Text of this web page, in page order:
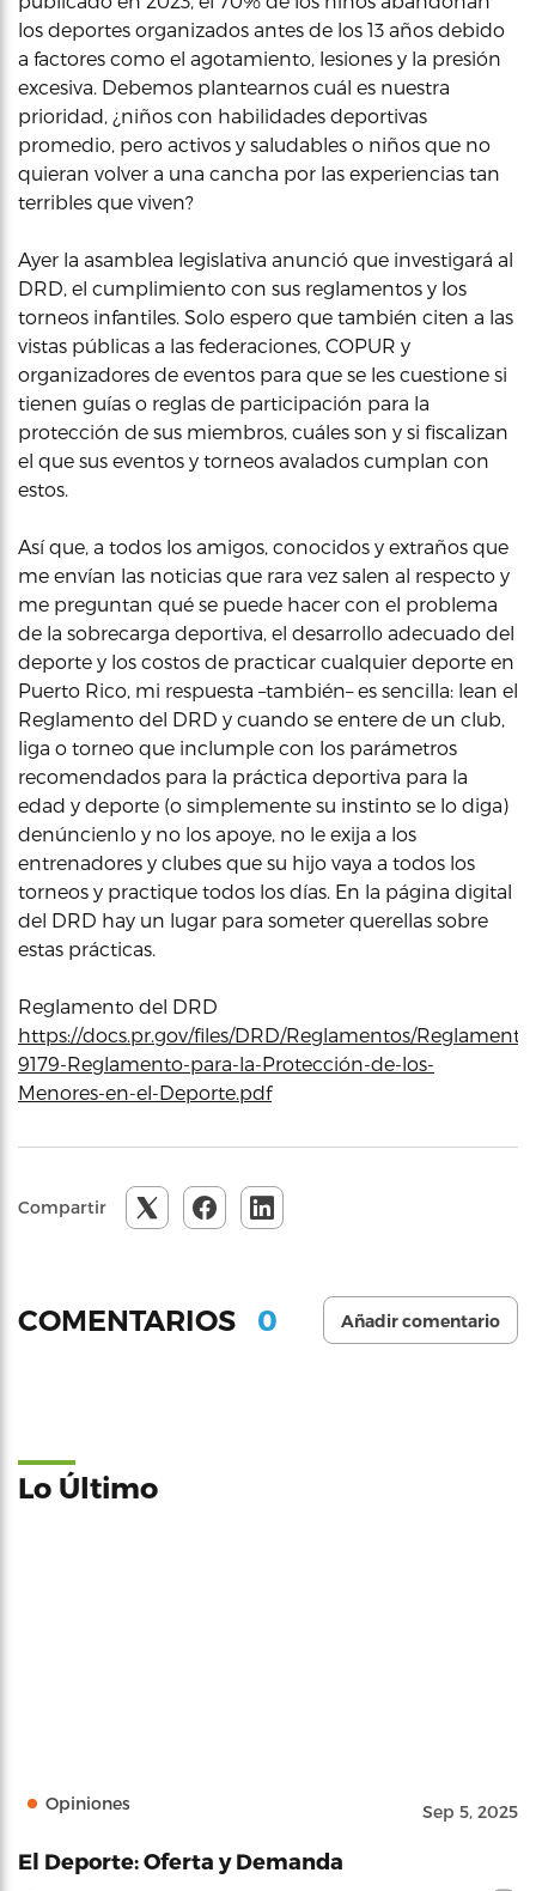
los deportes organizados antes de los 13 años debido
a factores como el agotamiento, lesiones y la presión
excesiva. Debemos plantearnos cuál es nuestra
prioridad, ¿niños con habilidades deportivas
promedio, pero activos y saludables o niños que no
quieran volver a una cancha por las experiencias tan
terribles que viven?
Ayer la asamblea legislativa anunció que investigará al
DRD, el cumplimiento con sus reglamentos y los
torneos infantiles. Solo espero que también citen a las
vistas públicas a las federaciones, COPUR y
organizadores de eventos para que se les cuestione si
tienen guías o reglas de participación para la
protección de sus miembros, cuáles son y si fiscalizan
el que sus eventos y torneos avalados cumplan con
estos.
Así que, a todos los amigos, conocidos y extraños que
me envían las noticias que rara vez salen al respecto y
me preguntan qué se puede hacer con el problema
de la sobrecarga deportiva, el desarrollo adecuado del
deporte y los costos de practicar cualquier deporte en
Puerto Rico, mi respuesta –también– es sencilla: lean el
Reglamento del DRD y cuando se entere de un club,
liga o torneo que inclumple con los parámetros
recomendados para la práctica deportiva para la
edad y deporte (o simplemente su instinto se lo diga)
denúncienlo y no los apoye, no le exija a los
entrenadores y clubes que su hijo vaya a todos los
torneos y practique todos los días. En la página digital
del DRD hay un lugar para someter querellas sobre
estas prácticas.
Reglamento del DRD
https://docs.pr.gov/files/DRD/Reglamentos/
9179-Reglamento-para-la-Protección-de-los-
Menores-en-el-Deporte.pdf
Compartir
COMENTARIOS 0 Añadir comentario
Lo Último
Opiniones Sep 5, 2025
El Deporte: Oferta y Demanda